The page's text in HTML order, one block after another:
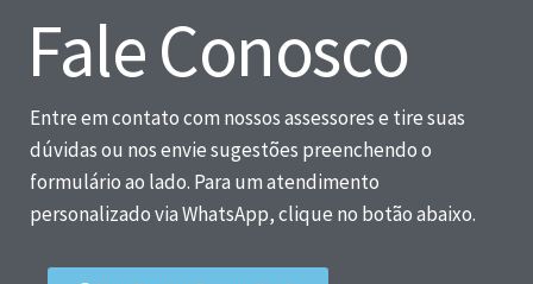
Fale Conosco
Entre em contato com nossos assessores e tire suas
dúvidas ou nos envie sugestões preenchendo o
formulário ao lado. Para um atendimento
personalizado via WhatsApp, clique no botão abaixo.